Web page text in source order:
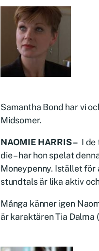
Samantha Bond har vi
Midsomer.
NAOMIE HARRIS – I de
die – har hon spelat
Moneypenny. Istället för
stundtals är lika aktiv
Många känner igen
är karaktären Tia Dalma